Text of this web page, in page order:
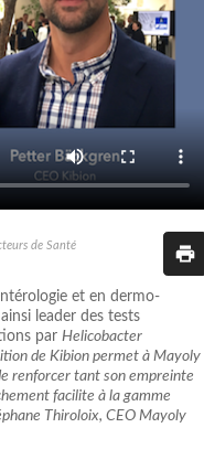
de Santé
et en dermo-
leader des tests
par Helicobacter
de Kibion permet à Mayoly
renforcer tant son empreinte
facilite à la gamme
Thiroloix, CEO Mayoly